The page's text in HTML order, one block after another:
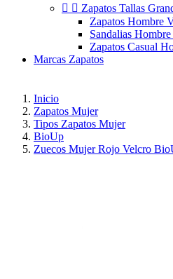
  Zapatos Tallas
Zapatos Hombre
Sandalias
Zapatos Casual
Marcas Zapatos
Inicio
Zapatos Mujer
Tipos Zapatos Mujer
BioUp
Zuecos Mujer Rojo Velcro